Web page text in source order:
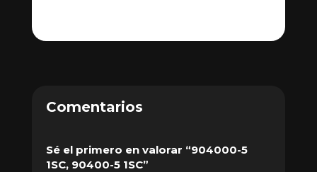
Comentarios
Sé el primero en valorar “904000-5
1SC, 90400-5 1SC”